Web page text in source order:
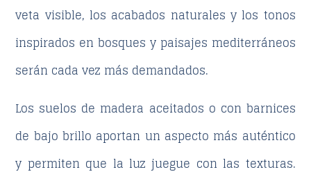
veta visible, los acabados naturales y los tonos
inspirados en bosques y paisajes mediterráneos
serán cada vez más demandados.
Los suelos de madera aceitados o con barnices
de bajo brillo aportan un aspecto más auténtico
y permiten que la luz juegue con las texturas.